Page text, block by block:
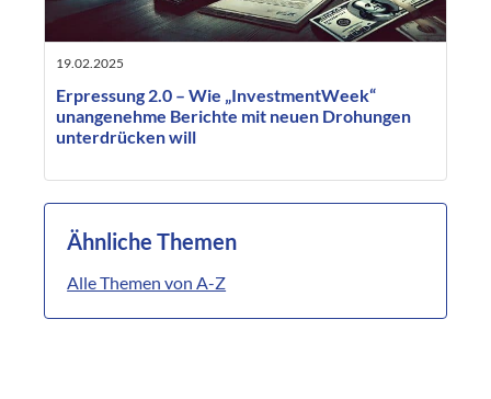
19.02.2025
Erpressung 2.0 – Wie „InvestmentWeek“
unangenehme Berichte mit neuen Drohungen
unterdrücken will
Ähnliche Themen
Alle Themen von A-Z